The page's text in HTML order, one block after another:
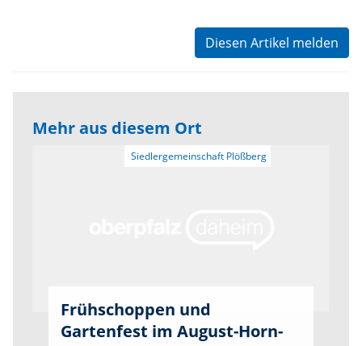
Diesen Artikel melden
Mehr aus diesem Ort
Siedlergemeinschaft Plößberg
Frühschoppen und
Gartenfest im August-Horn-